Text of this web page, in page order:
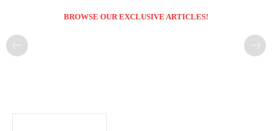
BROWSE OUR EXCLUSIVE ARTICLES!